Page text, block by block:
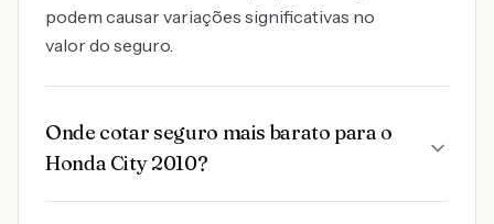
podem causar variações significativas no
valor do seguro.
Onde cotar seguro mais barato para o
Honda City 2010?